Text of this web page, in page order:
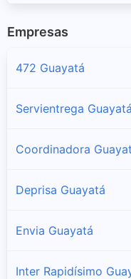
Empresas
472 Guayatá
Servientrega Guayatá
Coordinadora
Deprisa Guayatá
Envia Guayatá
Inter Rapidísimo